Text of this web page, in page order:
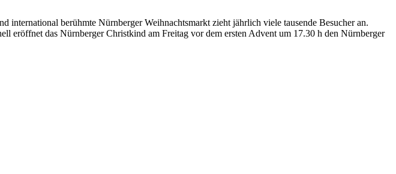
berühmte Nürnberger Weihnachtsmarkt zieht jährlich viele tausende Besucher an.
das Nürnberger Christkind am Freitag vor dem ersten Advent um 17.30 h den Nürnberger